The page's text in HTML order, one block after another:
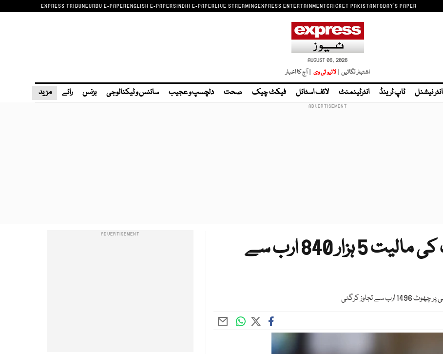
EXPRESS TRIBUNEURDU E-PAPERENGLISH E-PAPERSINDHI E-PAPERLIVE STREAMINGEXPRESS ENTERTAINMENTCRICKET PAKISTANTODAY'S PAPER
AUGUST 06, 2026
اشتہار لگائیں | لائیو ٹی وی | آج کا اخبار
انٹر نیشنل ٹاپ ٹرینڈ انٹرٹینمنٹ لائف اسٹائل فیکٹ چیک صحت دلچسپ و عجیب سائنس و ٹیکنالوجی بزنس رائے مزید
رواں مالی سال ٹیکس چھوٹ کی مالیت 5 ہزار 840 ارب سے